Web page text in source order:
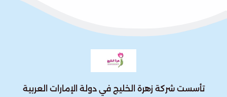
تأسست شركة زهرة الخليج في دولة الإمارات العربية